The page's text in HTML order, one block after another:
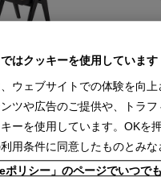
COMPLEX
【在庫品】仕様＝オ
ク/背座＝籐
ムチェア
055-21
CHAIR【
ラック/背
キャピト
【在庫品】
￥473,000
在庫：在
はクッキーを使用しています
ウェブサイトでの体験を向
ツや広告のご提供や、トラ
ーを使用しています。OKを
用条件に同意したものとみな
ポリシー」のページでいつで